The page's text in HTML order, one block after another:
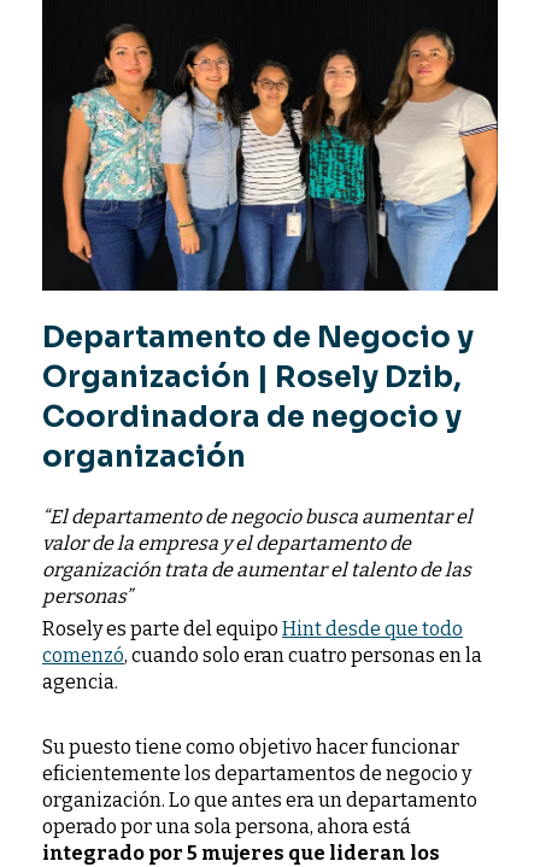
Departamento de Negocio y
Organización | Rosely Dzib,
Coordinadora de negocio y
organización
“El departamento de negocio busca aumentar el
valor de la empresa y el departamento de
organización trata de aumentar el talento de las
personas”
Rosely es parte del equipo Hint desde que todo
comenzó, cuando solo eran cuatro personas en la
agencia.
Su puesto tiene como objetivo hacer funcionar
eficientemente los departamentos de negocio y
organización. Lo que antes era un departamento
operado por una sola persona, ahora está
integrado por 5 mujeres que lideran los